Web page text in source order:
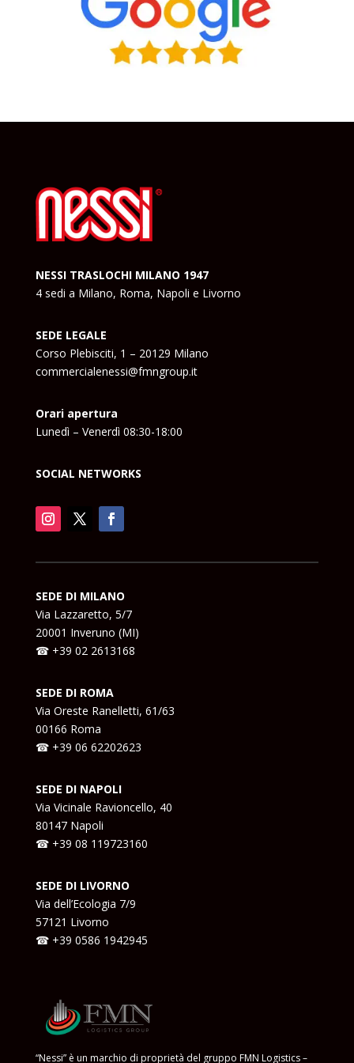
NESSI TRASLOCHI MILANO 1947
4 sedi a Milano, Roma, Napoli e Livorno
SEDE LEGALE
Corso Plebisciti, 1 – 20129 Milano
commercialenessi@fmngroup.it
Orari apertura
Lunedì – Venerdì 08:30-18:00
SOCIAL NETWORKS
SEDE DI MILANO
Via Lazzaretto, 5/7
20001 Inveruno (MI)
☎ +39 02 2613168
SEDE DI ROMA
Via Oreste Ranelletti, 61/63
00166 Roma
☎ +39 06 62202623
SEDE DI NAPOLI
Via Vicinale Ravioncello, 40
80147 Napoli
☎ +39 08 119723160
SEDE DI LIVORNO
Via dell’Ecologia 7/9
57121 Livorno
☎ +39 0586 1942945
“Nessi” è un marchio di proprietà del gruppo FMN Logistics –